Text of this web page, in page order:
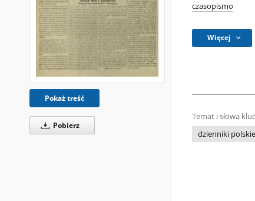
Pokaż treść
Pobierz
czasopismo
Więcej
Temat i słowa
dzienniki polskie